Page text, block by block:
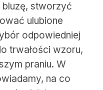
stworzyć
ulubione
odpowiedniej
trwałości wzoru,
praniu. W
na co